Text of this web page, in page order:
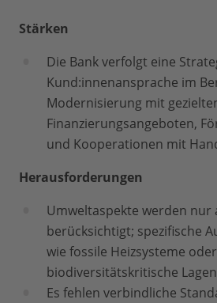
Stärken
Die Bank verfolgt eine
Kund:innenansprache im
Modernisierung mit
Finanzierungsangeboten,
und Kooperationen mit
Herausforderungen
Umweltaspekte werden nur
berücksichtigt; spezifische
wie fossile Heizsysteme oder
biodiversitätskritische
Es fehlen verbindliche